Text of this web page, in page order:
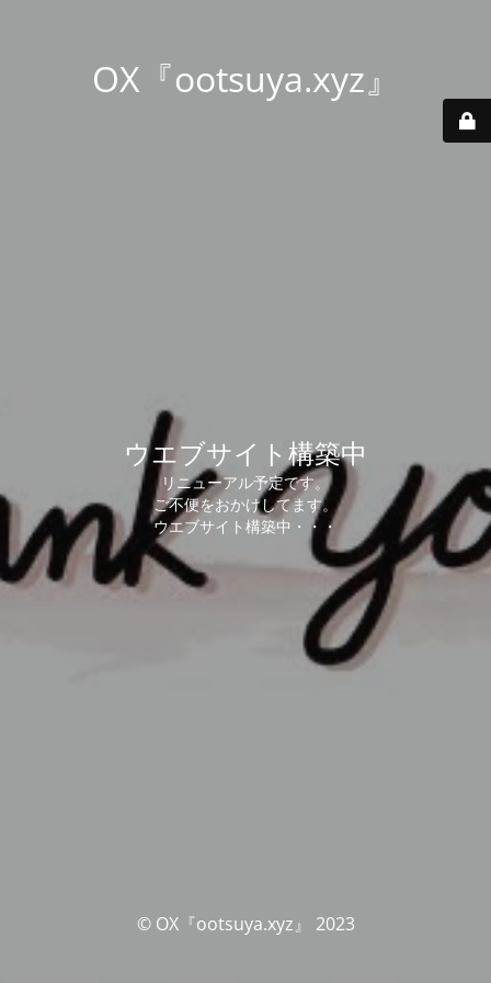
OX『ootsuya.xyz』
ウエブサイト構築中
リニューアル予定です。
ご不便をおかけしてます。
ウエブサイト構築中・・・
© OX『ootsuya.xyz』 2023